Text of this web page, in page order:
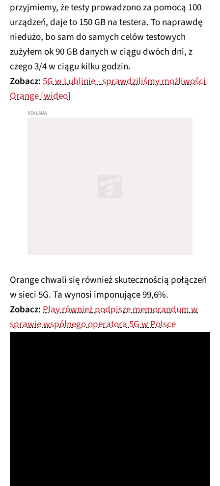
przyjmiemy, że testy prowadzono za pomocą 100
urządzeń, daje to 150 GB na testera. To naprawdę
niedużo, bo sam do samych celów testowych
zużyłem ok 90 GB danych w ciągu dwóch dni, z
czego 3/4 w ciągu kilku godzin.
Zobacz:5G w Lublinie - sprawdziliśmy możliwości
Orange [wideo]
Orange chwali się również skutecznością połączeń
w sieci 5G. Ta wynosi imponujące 99,6%.
Zobacz:Play również podpisze memorandum w
sprawie wspólnego operatora 5G w Polsce